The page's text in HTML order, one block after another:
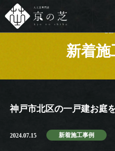
新着施
神戸市北区の一戸建お庭
2024.07.15 新着施工事例